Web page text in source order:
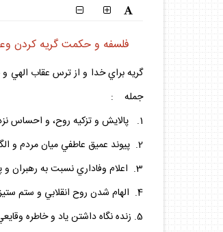
فلسفه و حكمت گريه كردن
گريه براي خدا و از ترس عقاب الهي و
جمله :
1. پالايش و تزكيه روح، و احساس نزديكي به خدا؛
2. پيوند عميق عاطفي ميان مردم و الگوهاي راستين امت؛
3. اعلام وفاداري نسبت به رهبران و پيشوايان ديني و مكتب؛
4. الهام شدن روح انقلابي و ستم ستيزي به مردم؛
5. زنده نگاه داشتن ياد و خاطره وقايعي چون نهضت شكوهمند حسيني .